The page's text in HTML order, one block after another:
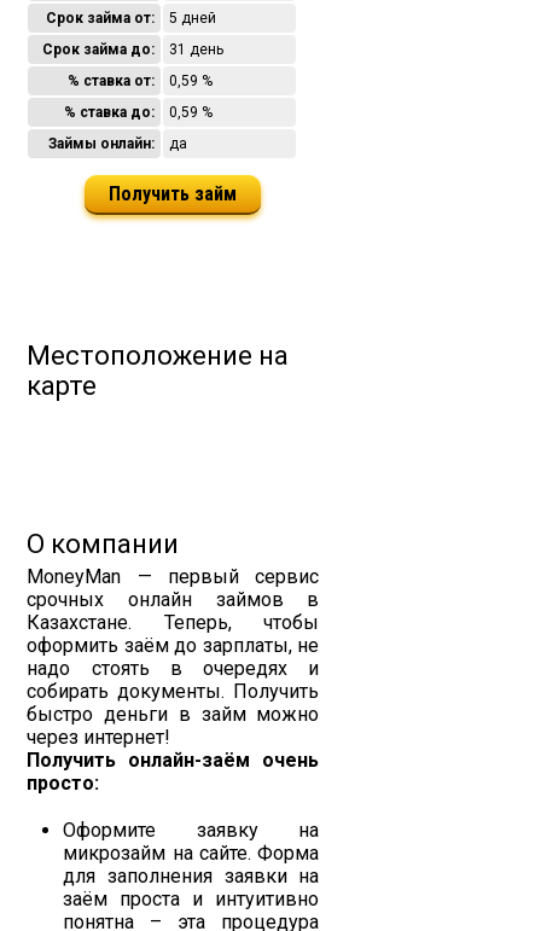
Срок займа от:
5 дней
Срок займа до:
31 день
% ставка от:
0,59 %
% ставка до:
0,59 %
Займы онлайн:
да
Получить займ
Местоположение на
карте
О компании
MoneyMаn — первый сервис
срочных онлайн займов в
Казахстане. Теперь, чтобы
оформить заём до зарплаты, не
надо стоять в очередях и
собирать документы. Получить
быстро деньги в займ можно
через интернет!
Получить онлайн-заём очень
просто:
Оформите заявку на
микрозайм на сайте. Форма
для заполнения заявки на
заём проста и интуитивно
понятна – эта процедура